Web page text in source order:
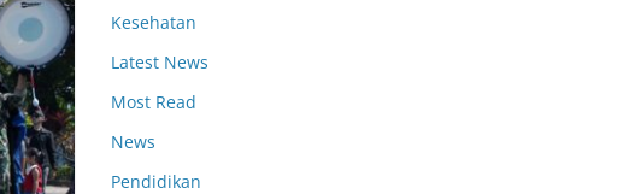
Kesehatan
Latest News
Most Read
News
Pendidikan